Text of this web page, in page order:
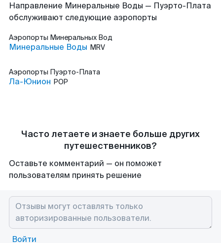
Направление Минеральные Воды — Пуэрто-Плата
обслуживают следующие аэропорты
Аэропорты Минеральных Вод
Минеральные Воды MRV
Аэропорты Пуэрто-Плата
Ла-Юнион POP
Часто летаете и знаете больше других
путешественников?
Оставьте комментарий — он поможет
пользователям принять решение
Войти